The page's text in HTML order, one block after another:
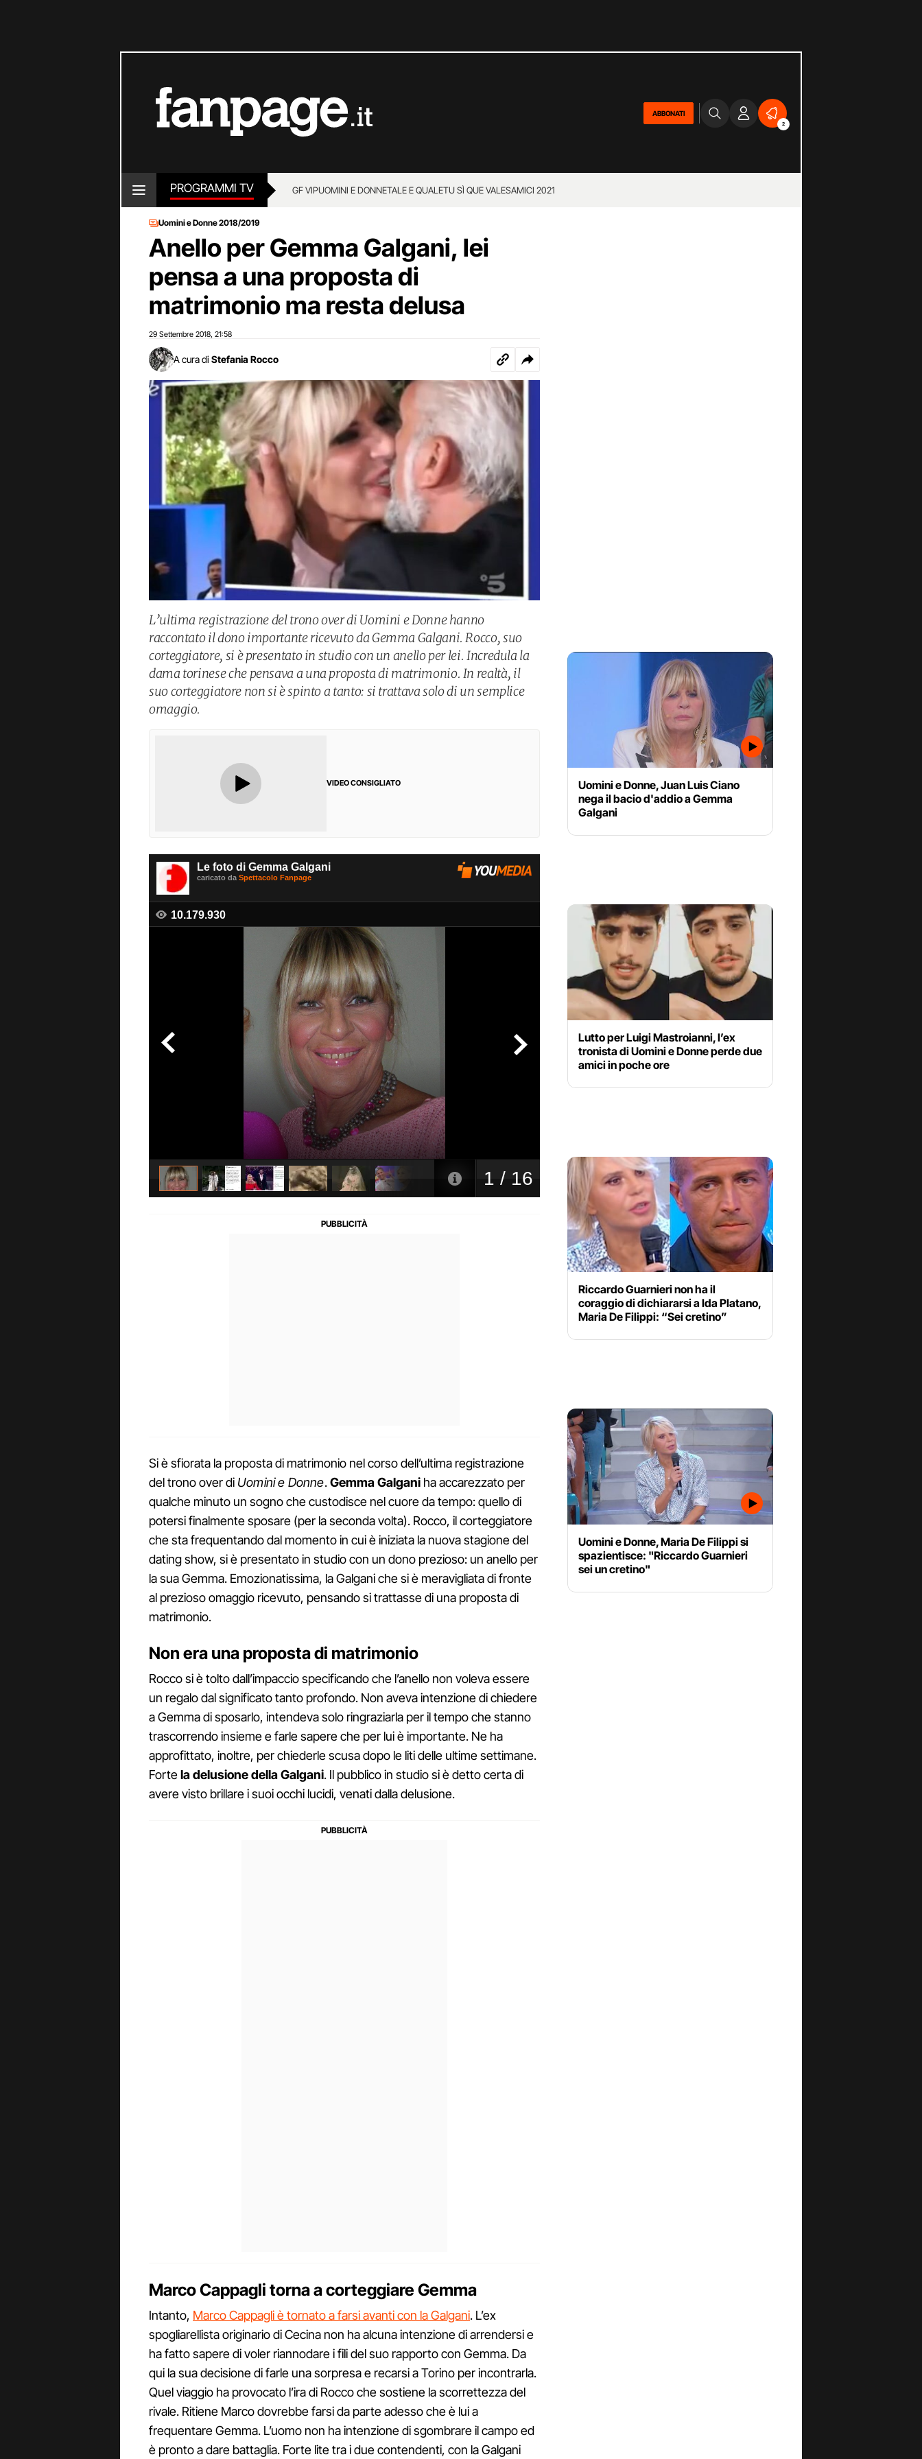
ABBONATI
2
PROGRAMMI TV GF VIPUOMINI E DONNETALE E QUALETU SÌ QUE VALESAMICI 2021
Uomini e Donne 2018/2019
Anello per Gemma Galgani, lei
pensa a una proposta di
matrimonio ma resta delusa
29 Settembre 2018 21:58
A cura di Stefania Rocco
L’ultima registrazione del trono over di Uomini e Donne hanno
raccontato il dono importante ricevuto da Gemma Galgani. Rocco, suo
corteggiatore, si è presentato in studio con un anello per lei. Incredula la
dama torinese che pensava a una proposta di matrimonio. In realtà, il
suo corteggiatore non si è spinto a tanto: si trattava solo di un semplice
omaggio.
VIDEO CONSIGLIATO
Si è sfiorata la proposta di matrimonio nel corso dell’ultima registrazione
del trono over di Uomini e Donne.Gemma Galganiha accarezzato per
qualche minuto un sogno che custodisce nel cuore da tempo: quello di
potersi finalmente sposare (per la seconda volta). Rocco, il corteggiatore
che sta frequentando dal momento in cui è iniziata la nuova stagione del
dating show, si è presentato in studio con un dono prezioso: un anello per
la sua Gemma. Emozionatissima, la Galgani che si è meravigliata di fronte
al prezioso omaggio ricevuto, pensando si trattasse di una proposta di
matrimonio.
Non era una proposta di matrimonio
Rocco si è tolto dall’impaccio specificando che l’anello non voleva essere
un regalo dal significato tanto profondo. Non aveva intenzione di chiedere
a Gemma di sposarlo, intendeva solo ringraziarla per il tempo che stanno
trascorrendo insieme e farle sapere che per lui è importante. Ne ha
approfittato, inoltre, per chiederle scusa dopo le liti delle ultime settimane.
Fortela delusione della Galgani. Il pubblico in studio si è detto certa di
avere visto brillare i suoi occhi lucidi, venati dalla delusione.
Marco Cappagli torna a corteggiare Gemma
Intanto, Marco Cappagli è tornato a farsi avanti con la Galgani. L’ex
spogliarellista originario di Cecina non ha alcuna intenzione di arrendersi e
ha fatto sapere di voler riannodare i fili del suo rapporto con Gemma. Da
qui la sua decisione di farle una sorpresa e recarsi a Torino per incontrarla.
Quel viaggio ha provocato l’ira di Rocco che sostiene la scorrettezza del
rivale. Ritiene Marco dovrebbe farsi da parte adesso che è lui a
frequentare Gemma. L’uomo non ha intenzione di sgombrare il campo ed
è pronto a dare battaglia. Forte lite tra i due contendenti, con la Galgani
Uomini e Donne, Juan Luis Ciano
nega il bacio d'addio a Gemma
Galgani
Lutto per Luigi Mastroianni, l’ex
tronista di Uomini e Donne perde due
amici in poche ore
Riccardo Guarnieri non ha il
coraggio di dichiararsi a Ida Platano,
Maria De Filippi: “Sei cretino”
Uomini e Donne, Maria De Filippi si
spazientisce: "Riccardo Guarnieri
sei un cretino"